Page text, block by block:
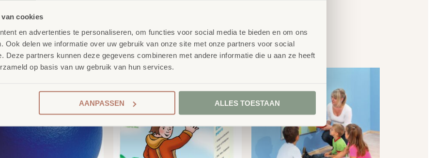
cookies
en advertenties te personaliseren, om functies voor social media te bieden en om ons
Ook delen we informatie over uw gebruik van onze site met onze partners voor social
Deze partners kunnen deze gegevens combineren met andere informatie die u aan ze heeft
op basis van uw gebruik van hun services.
AANPASSEN ALLES TOESTAAN
producten